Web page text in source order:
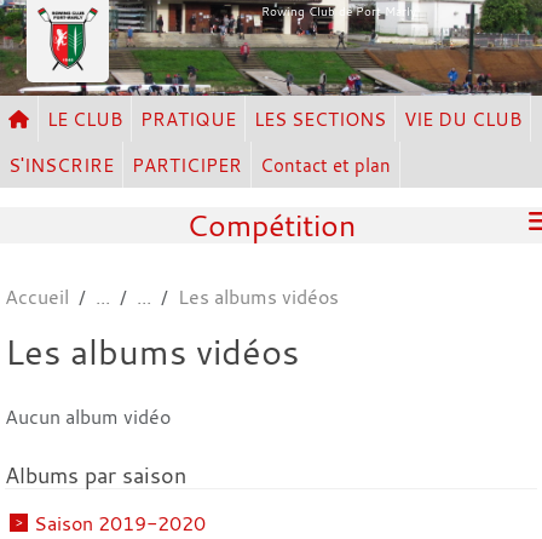
Rowing Club de Port Marly
LE CLUB PRATIQUE LES SECTIONS
VIE DU CLUB
S'INSCRIRE
PARTICIPER Contact et plan
Compétition
Accueil Les albums vidéos
Les albums vidéos
Aucun album vidéo
Albums par saison
Saison 2019-2020
Panneau de gestion des cookies